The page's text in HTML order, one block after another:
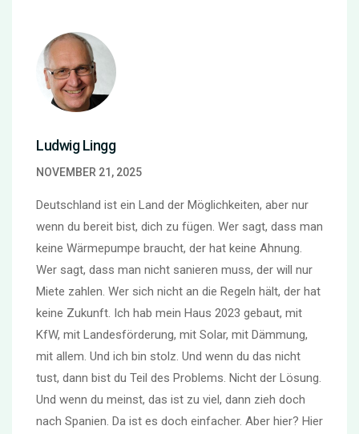
Ludwig Lingg
NOVEMBER 21, 2025
Deutschland ist ein Land der Möglichkeiten, aber nur
wenn du bereit bist, dich zu fügen. Wer sagt, dass man
keine Wärmepumpe braucht, der hat keine Ahnung.
Wer sagt, dass man nicht sanieren muss, der will nur
Miete zahlen. Wer sich nicht an die Regeln hält, der hat
keine Zukunft. Ich hab mein Haus 2023 gebaut, mit
KfW, mit Landesförderung, mit Solar, mit Dämmung,
mit allem. Und ich bin stolz. Und wenn du das nicht
tust, dann bist du Teil des Problems. Nicht der Lösung.
Und wenn du meinst, das ist zu viel, dann zieh doch
nach Spanien. Da ist es doch einfacher. Aber hier? Hier